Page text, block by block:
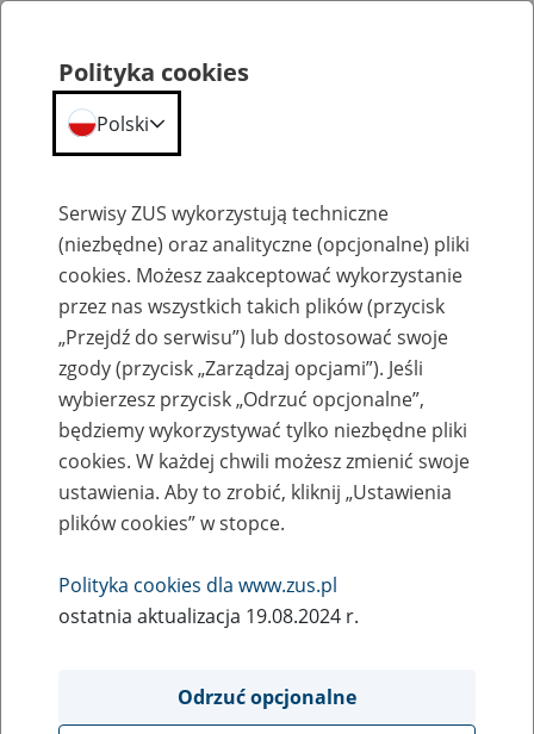
Szkolenia
Zaproś ZUS do siebie: eZUS, wizyty
rezerwowane, e-wizyty, Aktywni 50+
Rodzaj wydarzenia
Szkolenia
Obszar merytoryczny
Płatnicy, ubezpieczeni, świadczeniobiorcy
Polityka cookies
Polski
Serwisy ZUS wykorzystują techniczne
(niezbędne) oraz analityczne (opcjonalne) pliki
cookies. Możesz zaakceptować wykorzystanie
przez nas wszystkich takich plików (przycisk
„Przejdź do serwisu”) lub dostosować swoje
zgody (przycisk „Zarządzaj opcjami”). Jeśli
wybierzesz przycisk „Odrzuć opcjonalne”,
będziemy wykorzystywać tylko niezbędne pliki
cookies. W każdej chwili możesz zmienić swoje
ustawienia. Aby to zrobić, kliknij „Ustawienia
plików cookies” w stopce.
Polityka cookies dla www.zus.pl
ostatnia aktualizacja 19.08.2024 r.
Odrzuć opcjonalne